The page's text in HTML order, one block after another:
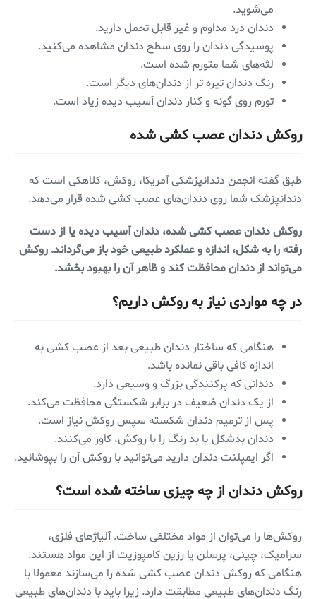
می‌شوید.
دندان درد مداوم و غیر قابل تحمل دارید.
پوسیدگی دندان را روی سطح دندان مشاهده می‌کنید.
لثه‌های شما متورم شده است.
رنگ دندان تیره تر از دندان‌های دیگر است.
تورم روی گونه و کنار دندان آسیب دیده زیاد است.
روکش دندان عصب کشی شده
طبق گفته انجمن دندانپزشکی آمریکا، روکش، کلاهکی است که
دندانپزشک شما روی دندان‌های عصب کشی شده قرار می‌دهد.
روکش دندان عصب کشی شده، دندان آسیب دیده یا از دست
رفته را به شکل، اندازه و عملکرد طبیعی خود باز می‌گرداند. روکش
می‌تواند از دندان محافظت کند و ظاهر آن را بهبود بخشد.
در چه مواردی نیاز به روکش داریم؟
هنگامی که ساختار دندان طبیعی بعد از عصب کشی به
اندازه کافی باقی نمانده باشد.
دندانی که پرکنندگی بزرگ و وسیعی دارد.
از یک دندان ضعیف در برابر شکستگی محافظت می‌کند.
پس از ترمیم دندان شکسته سپس روکش نیاز است.
دندان بدشکل یا بد رنگ را با روکش، کاور می‌کنند.
اگر ایمپلنت دندان دارید می‌توانید با روکش آن را بپوشانید.
روکش دندان از چه چیزی ساخته شده است؟
روکش‌ها را می‌توان از مواد مختلفی ساخت. آلیاژهای فلزی،
سرامیک، چینی، پرسلن یا رزین کامپوزیت از این مواد هستند.
هنگامی که روکش دندان عصب کشی شده را می‌سازند معمولا با
رنگ دندان‌های طبیعی مطابقت دارد. زیرا باید با دندان‌های طبیعی